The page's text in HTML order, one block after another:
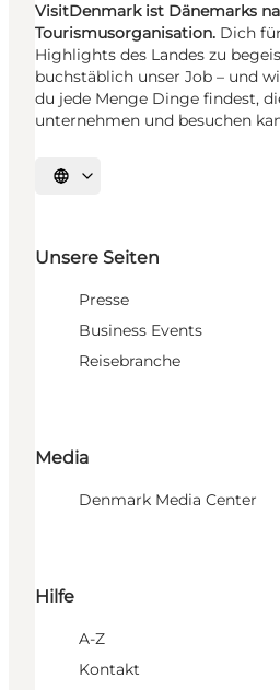
VisitDenmark ist Dänemarks
Tourismusorganisation. Dich
Highlights des Landes zu
buchstäblich unser Job – und
du jede Menge Dinge findest,
unternehmen und besuchen
Sprache auswählen
Unsere Seiten
Presse
Business Events
Reisebranche
Media
Denmark Media Center
Hilfe
A-Z
Kontakt